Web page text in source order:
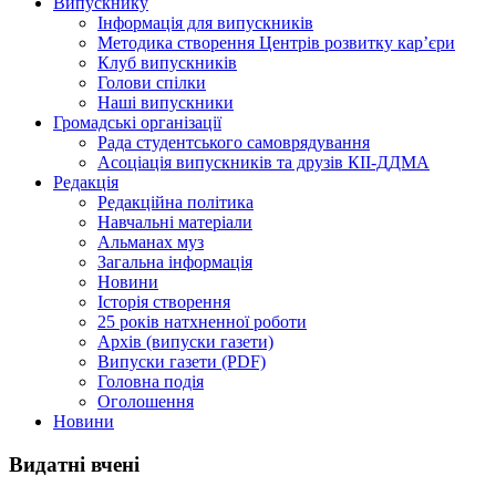
Інформація для випускників
Методика створення Центрів розвитку кар’єри
Клуб випускників
Голови спілки
Наші випускники
Громадські організації
Рада студентського самоврядування
Асоціація випускників та друзів КІІ-ДДМА
Редакція
Редакційна політика
Навчальні матеріали
Альманах муз
Загальна інформація
Новини
Історія створення
25 років натхненної роботи
Архів (випуски газети)
Випуски газети (PDF)
Головна подія
Оголошення
Новини
Видатні вчені